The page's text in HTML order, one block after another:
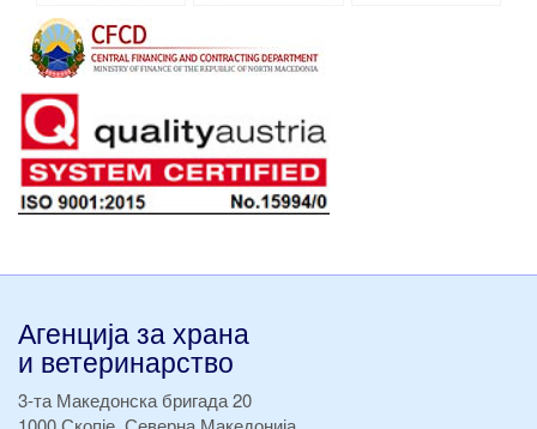
Агенција за храна
и ветеринарство
3-та Македонска бригада 20